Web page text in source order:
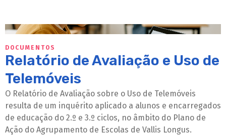
DOCUMENTOS
Relatório de Avaliação e Uso de
Telemóveis
O Relatório de Avaliação sobre o Uso de Telemóveis
resulta de um inquérito aplicado a alunos e encarregados
de educação do 2.º e 3.º ciclos, no âmbito do Plano de
Ação do Agrupamento de Escolas de Vallis Longus.